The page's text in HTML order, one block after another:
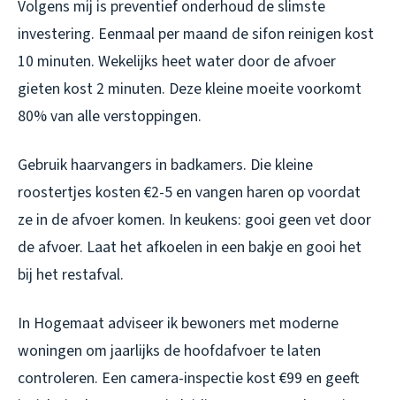
Volgens mij is preventief onderhoud de slimste
investering. Eenmaal per maand de sifon reinigen kost
10 minuten. Wekelijks heet water door de afvoer
gieten kost 2 minuten. Deze kleine moeite voorkomt
80% van alle verstoppingen.
Gebruik haarvangers in badkamers. Die kleine
roostertjes kosten €2-5 en vangen haren op voordat
ze in de afvoer komen. In keukens: gooi geen vet door
de afvoer. Laat het afkoelen in een bakje en gooi het
bij het restafval.
In Hogemaat adviseer ik bewoners met moderne
woningen om jaarlijks de hoofdafvoer te laten
controleren. Een camera-inspectie kost €99 en geeft